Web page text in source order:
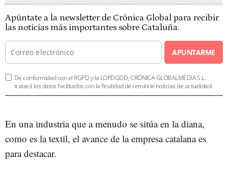
Apúntate a la newsletter de Crónica Global para recibir
las noticias más importantes sobre Cataluña.
APUNTARME
De conformidad con el RGPD y la LOPDGDD, CRÓNICA GLOBALMEDIA S.L.
tratará los datos facilitados con la finalidad de remitirle noticias de actualidad.
En una industria que a menudo se sitúa en la diana,
como es la textil, el avance de la empresa catalana es
para destacar.